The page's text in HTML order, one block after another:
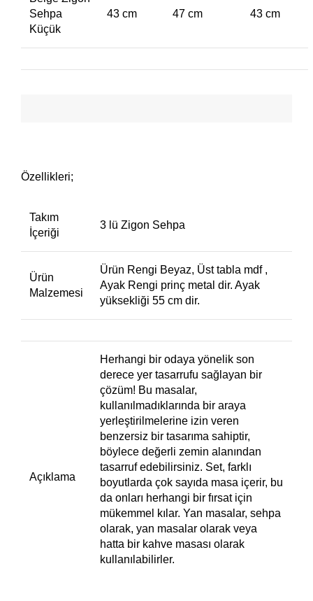
Sehpa
Küçük
43 cm 47 cm 43 cm
Özellikleri;
Takım
İçeriği
3 lü Zigon Sehpa
Ürün
Malzemesi
Ürün Rengi Beyaz, Üst tabla mdf ,
Ayak Rengi prinç metal dir. Ayak
yüksekliği 55 cm dir.
Açıklama
Herhangi bir odaya yönelik son
derece yer tasarrufu sağlayan bir
çözüm! Bu masalar,
kullanılmadıklarında bir araya
yerleştirilmelerine izin veren
benzersiz bir tasarıma sahiptir,
böylece değerli zemin alanından
tasarruf edebilirsiniz. Set, farklı
boyutlarda çok sayıda masa içerir, bu
da onları herhangi bir fırsat için
mükemmel kılar. Yan masalar, sehpa
olarak, yan masalar olarak veya
hatta bir kahve masası olarak
kullanılabilirler.